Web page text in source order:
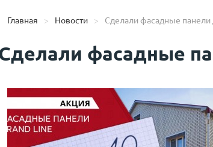
Главная Новости Сделали фасадные панели
фасадные